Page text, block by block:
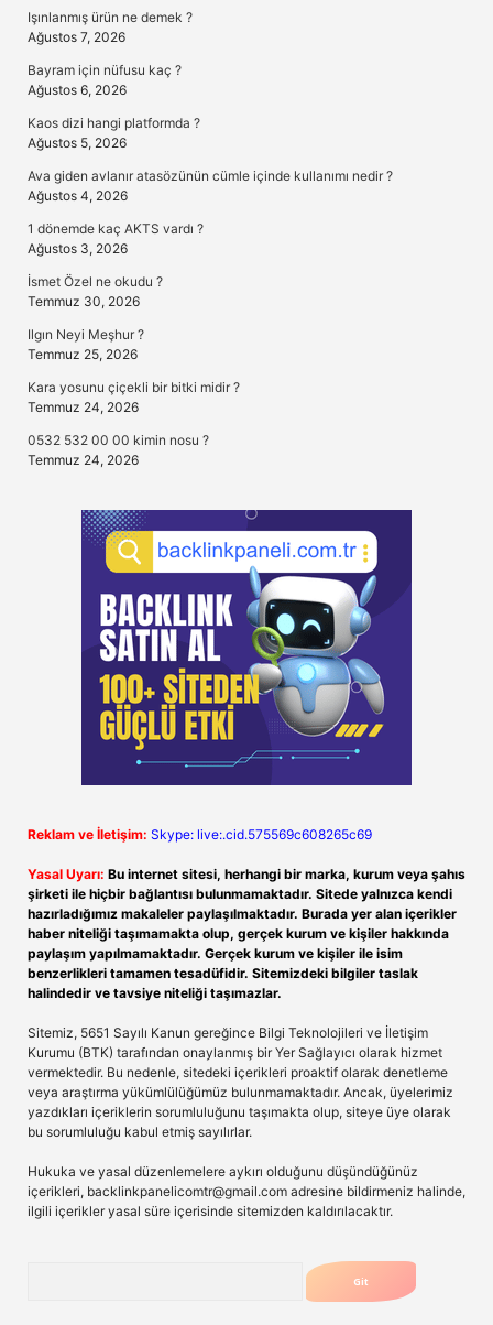
Işınlanmış ürün ne demek ?
Ağustos 7, 2026
Bayram için nüfusu kaç ?
Ağustos 6, 2026
Kaos dizi hangi platformda ?
Ağustos 5, 2026
Ava giden avlanır atasözünün cümle içinde kullanımı nedir ?
Ağustos 4, 2026
1 dönemde kaç AKTS vardı ?
Ağustos 3, 2026
İsmet Özel ne okudu ?
Temmuz 30, 2026
Ilgın Neyi Meşhur ?
Temmuz 25, 2026
Kara yosunu çiçekli bir bitki midir ?
Temmuz 24, 2026
0532 532 00 00 kimin nosu ?
Temmuz 24, 2026
Reklam ve İletişim: Skype: live:.cid.575569c608265c69
Yasal Uyarı: Bu internet sitesi, herhangi bir marka, kurum veya şahıs
şirketi ile hiçbir bağlantısı bulunmamaktadır. Sitede yalnızca kendi
hazırladığımız makaleler paylaşılmaktadır. Burada yer alan içerikler
haber niteliği taşımamakta olup, gerçek kurum ve kişiler hakkında
paylaşım yapılmamaktadır. Gerçek kurum ve kişiler ile isim
benzerlikleri tamamen tesadüfidir. Sitemizdeki bilgiler taslak
halindedir ve tavsiye niteliği taşımazlar.
Sitemiz, 5651 Sayılı Kanun gereğince Bilgi Teknolojileri ve İletişim
Kurumu (BTK) tarafından onaylanmış bir Yer Sağlayıcı olarak hizmet
vermektedir. Bu nedenle, sitedeki içerikleri proaktif olarak denetleme
veya araştırma yükümlülüğümüz bulunmamaktadır. Ancak, üyelerimiz
yazdıkları içeriklerin sorumluluğunu taşımakta olup, siteye üye olarak
bu sorumluluğu kabul etmiş sayılırlar.
Hukuka ve yasal düzenlemelere aykırı olduğunu düşündüğünüz
içerikleri, backlinkpanelicomtr@gmail.com adresine bildirmeniz halinde,
ilgili içerikler yasal süre içerisinde sitemizden kaldırılacaktır.